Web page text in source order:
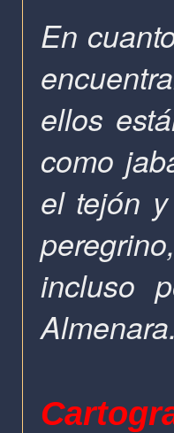
En
ellos
como
el tejón
incluso
Almenara.